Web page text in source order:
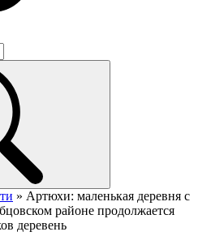
» Артюхи: маленькая деревня с
районе продолжается
деревень